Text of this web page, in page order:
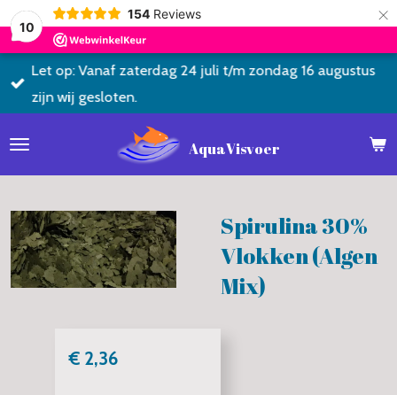
10
154 Reviews ×
AquaVisvoer
Let op: Vanaf zaterdag 24 juli t/m zondag 16 augustus
zijn wij gesloten.
Spirulina 30%
Vlokken (Algen
Mix)
€ 2,36